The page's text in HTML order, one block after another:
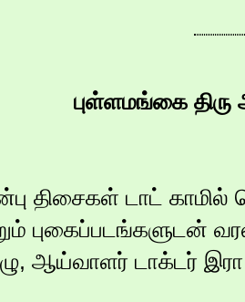
புள்ளமங்கை
திசைகள் டாட்
புகைப்படங்களுடன்
ஆய்வாளர் டாக்டர்